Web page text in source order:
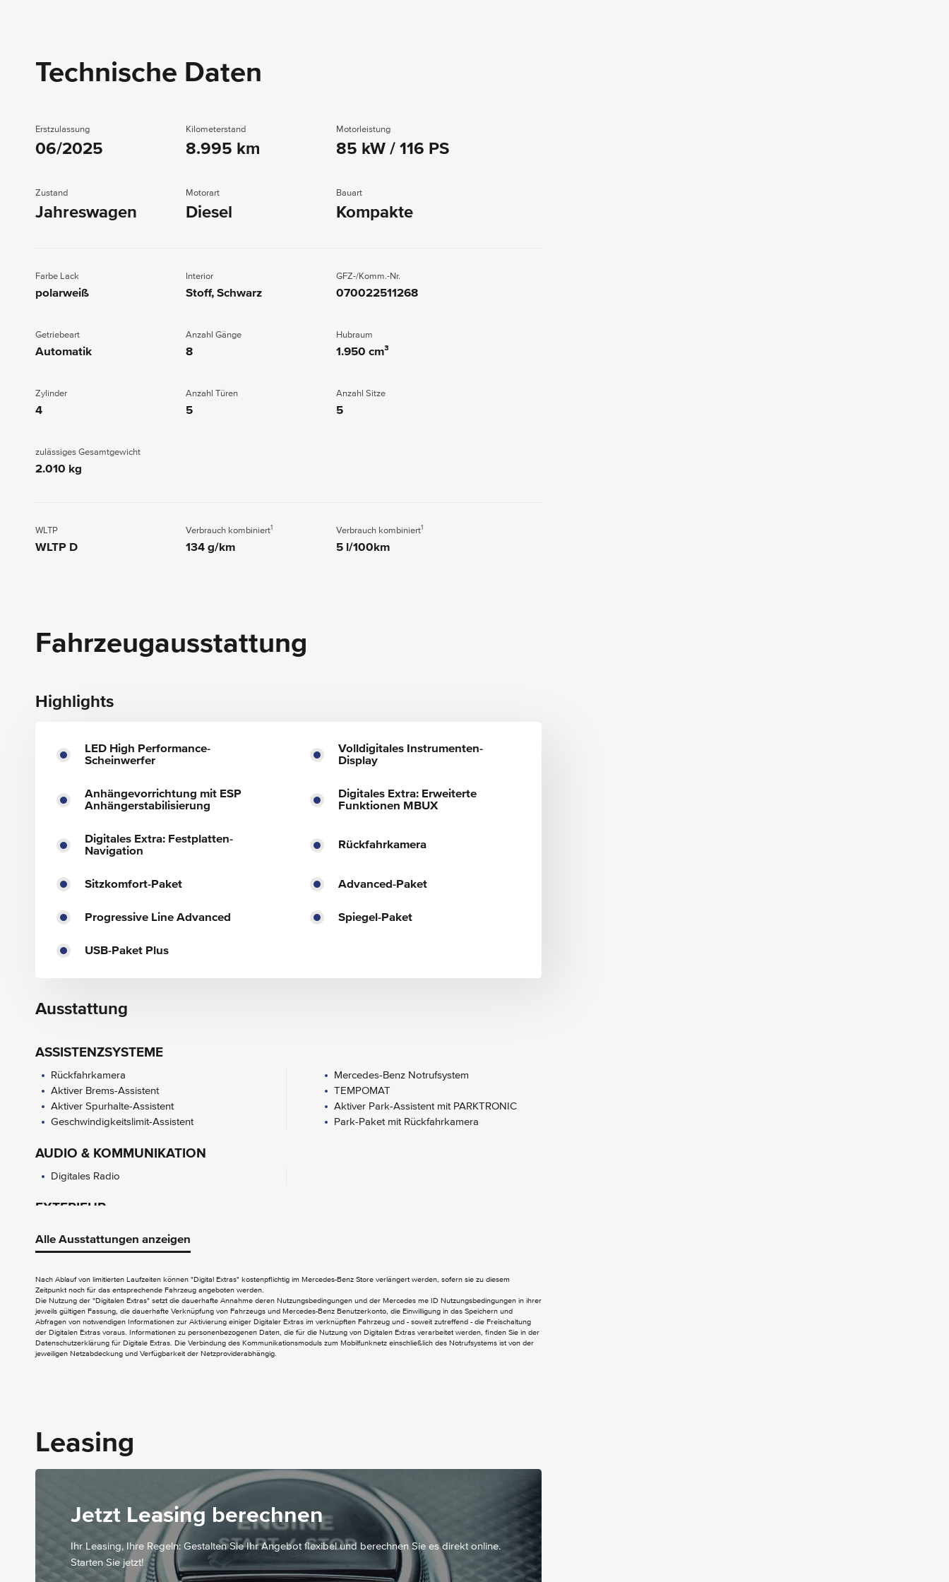
Technische Daten
Erstzulassung
06/2025
Kilometerstand
8.995 km
Motorleistung
85 kW / 116 PS
Zustand
Jahreswagen
Motorart
Diesel
Bauart
Kompakte
Farbe Lack
polarweiß
Interior
Stoff, Schwarz
GFZ-/Komm.-Nr.
070022511268
Getriebeart
Automatik
Anzahl Gänge
8
Hubraum
1.950 cm³
Zylinder
4
Anzahl Türen
5
Anzahl Sitze
5
zulässiges Gesamtgewicht
2.010 kg
WLTP
WLTP D
Verbrauch kombiniert1
134 g/km
Verbrauch kombiniert1
5 l/100km
Fahrzeugausstattung
Highlights
LED High Performance-
Scheinwerfer
Volldigitales Instrumenten-
Display
Anhängevorrichtung mit ESP
Anhängerstabilisierung
Digitales Extra: Erweiterte
Funktionen MBUX
Digitales Extra: Festplatten-
Navigation
Rückfahrkamera
Sitzkomfort-Paket Advanced-Paket
Progressive Line Advanced Spiegel-Paket
USB-Paket Plus
Ausstattung
ASSISTENZSYSTEME
Rückfahrkamera
Aktiver Brems-Assistent
Aktiver Spurhalte-Assistent
Geschwindigkeitslimit-Assistent
Mercedes-Benz Notrufsystem
TEMPOMAT
Aktiver Park-Assistent mit PARKTRONIC
Park-Paket mit Rückfahrkamera
AUDIO & KOMMUNIKATION
Digitales Radio
EXTERIEUR
Anhängerstabilisierung
INTERIEUR
Volldigitales Instrumenten-Display
Ablagefach in Mittelkonsole mit Rollo
CENTRAL MEDIA DISPLAY
Gepäcknetz an Fahrer- und Beifahrerlehne
Komfortsitze
Lenkradschaltpaddles
Multifunktions-Sportlenkrad in Leder
Sitzlehnen im Fond klappbar
Alle Ausstattungen anzeigen
Nach Ablauf von limitierten Laufzeiten können "Digital Extras" kostenpflichtig im Mercedes-Benz Store verlängert werden, sofern sie zu diesem
Zeitpunkt noch für das entsprechende Fahrzeug angeboten werden.
Die Nutzung der "Digitalen Extras" setzt die dauerhafte Annahme deren Nutzungsbedingungen und der Mercedes me ID Nutzungsbedingungen in ihrer
jeweils gültigen Fassung, die dauerhafte Verknüpfung von Fahrzeugs und Mercedes-Benz Benutzerkonto, die Einwilligung in das Speichern und
Abfragen von notwendigen Informationen zur Aktivierung einiger Digitaler Extras im verknüpften Fahrzeug und - soweit zutreffend - die Freischaltung
der Digitalen Extras voraus. Informationen zu personenbezogenen Daten, die für die Nutzung von Digitalen Extras verarbeitet werden, finden Sie in der
Datenschutzerklärung für Digitale Extras. Die Verbindung des Kommunikationsmoduls zum Mobilfunknetz einschließlich des Notrufsystems ist von der
jeweiligen Netzabdeckung und Verfügbarkeit der Netzproviderabhängig.
Leasing
Jetzt Leasing berechnen
Ihr Leasing, Ihre Regeln: Gestalten Sie Ihr Angebot flexibel und berechnen Sie es direkt online.
Starten Sie jetzt!